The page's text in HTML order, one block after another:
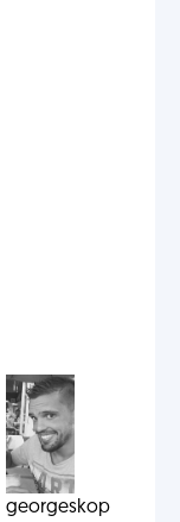
georgeskop